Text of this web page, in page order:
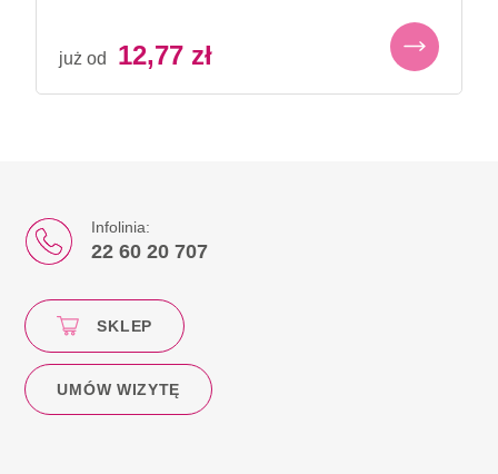
już od 12,77 zł
Infolinia:
22 60 20 707
SKLEP
UMÓW WIZYTĘ